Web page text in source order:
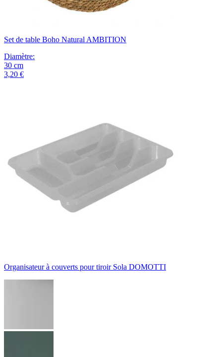
Set de table Boho Natural AMBITION
Diamètre:
30 cm
3,20 €
Organisateur à couverts pour tiroir Sola DOMOTTI